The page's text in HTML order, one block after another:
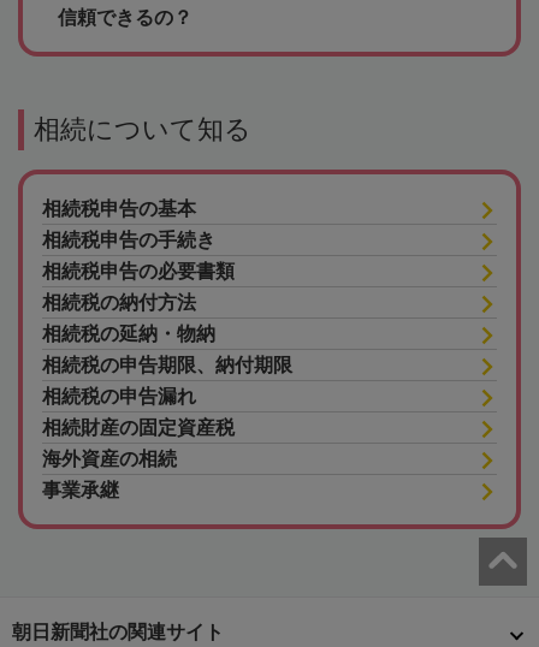
信頼できるの？
相続について知る
相続税申告の基本
相続税申告の手続き
相続税申告の必要書類
相続税の納付方法
相続税の延納・物納
相続税の申告期限、納付期限
相続税の申告漏れ
相続財産の固定資産税
海外資産の相続
事業承継
朝日新聞社の関連サイト